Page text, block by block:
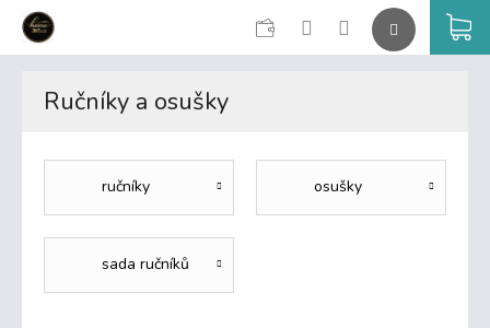
CZK
Ručníky a osušky
ručníky osušky
sada ručníků